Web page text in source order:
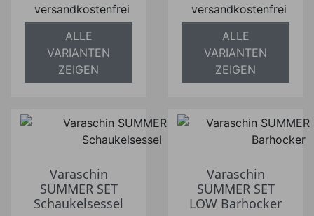
versandkostenfrei
ALLE
VARIANTEN
ZEIGEN
versandkostenfrei
ALLE
VARIANTEN
ZEIGEN
Varaschin
SUMMER SET
Schaukelsessel
Varaschin
SUMMER SET
LOW Barhocker